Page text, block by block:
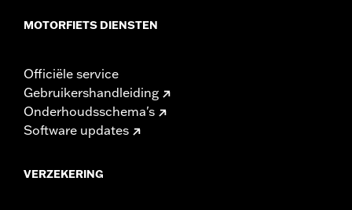
MOTORFIETS DIENSTEN
Officiële service
Gebruikershandleiding
Onderhoudsschema's
Software updates
VERZEKERING